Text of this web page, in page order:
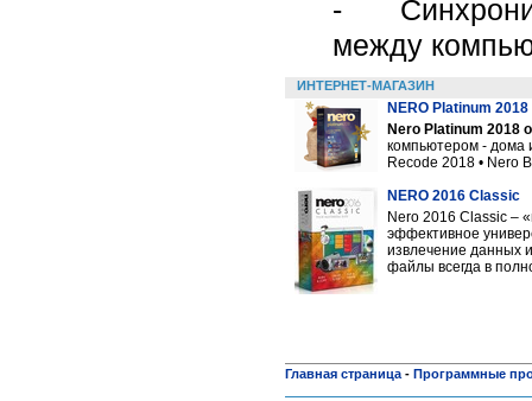
-
между
ИНТЕРНЕТ-МАГАЗИН
NERO Platinum
Nero Platinum 2018
компьютером - дома
Recode 2018 • Nero
NERO 2016 Classic
Nero 2016 Classic –
эффективное
извлечение данных
файлы всегда в
Главная страница- Программные